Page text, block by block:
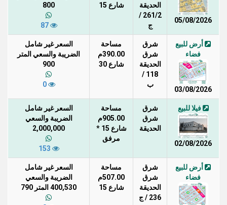
05/08/2026
الحديقة
261/2 /
ج
شارع 15
800
87
أرض للبيع
فضاء
03/08/2026
شرق
شرق
الحديقة
118 /
ب
مساحة
390.00م
شارع 30
السعر غير شامل
الضريبة والسعي المتر
900
0
فيلا للبيع
02/08/2026
شرق
شرق
الحديقة
مساحة
905.00م
شارع 15 *
مرفق
السعر غير شامل
الضريبة والسعي
2,000,000
أرض للبيع
فضاء
شرق
شرق
الحديقة
236 / ج
مساحة
507.00م
شارع 15
السعر غير شامل
الضريبة والسعي
400,530 المتر 790